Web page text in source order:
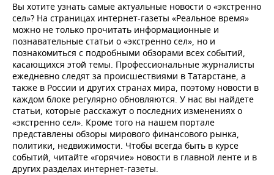
Вы хотите узнать самые актуальные новости о «экстренно
сел»? На страницах интернет-газеты «Реальное время»
можно не только прочитать информационные и
познавательные статьи о «экстренно сел», но и
познакомиться с подробными обзорами всех событий,
касающихся этой темы. Профессиональные журналисты
ежедневно следят за происшествиями в Татарстане, а
также в России и других странах мира, поэтому новости в
каждом блоке регулярно обновляются. У нас вы найдете
статьи, которые расскажут о последних изменениях о
«экстренно сел». Кроме того на нашем портале
представлены обзоры мирового финансового рынка,
политики, недвижимости. Чтобы всегда быть в курсе
событий, читайте «горячие» новости в главной ленте и в
других разделах интернет-газеты.